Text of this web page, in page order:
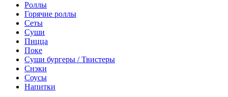
Роллы
Горячие роллы
Сеты
Суши
Пицца
Поке
Суши бургеры / Твистеры
Снэки
Соусы
Напитки